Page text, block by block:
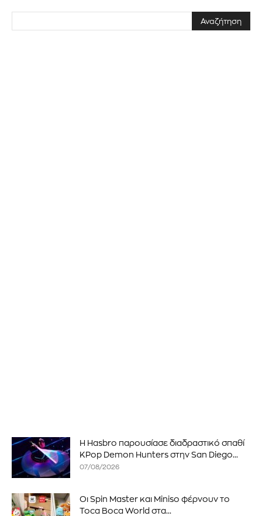
Η Hasbro παρουσίασε διαδραστικό σπαθί
KPop Demon Hunters στην San Diego...
07/08/2026
Οι Spin Master και Miniso φέρνουν το
Toca Boca World στα...